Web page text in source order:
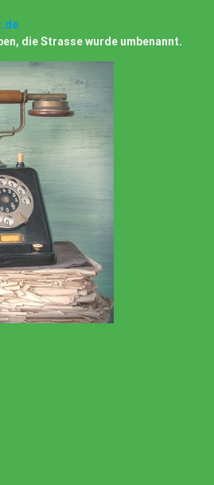
die Strasse wurde umbenannt.